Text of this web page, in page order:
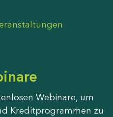
Webinare, um
Kreditprogrammen zu